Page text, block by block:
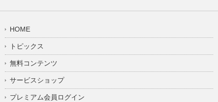
HOME
トピックス
無料コンテンツ
サービスショップ
プレミアム会員ログイン